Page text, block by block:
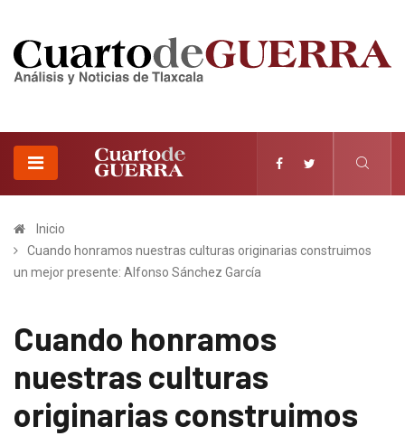
Inicio
Cuando honramos nuestras culturas originarias construimos
un mejor presente: Alfonso Sánchez García
Cuando honramos
nuestras culturas
originarias construimos